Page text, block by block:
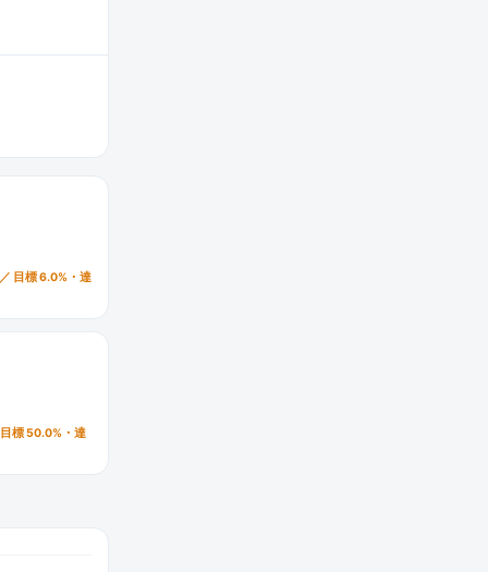
目標 6.0%・達
標 50.0%・達